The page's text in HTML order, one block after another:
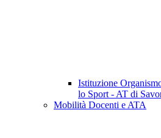
Istituzione
lo Sport - AT di
Mobilità Docenti e ATA